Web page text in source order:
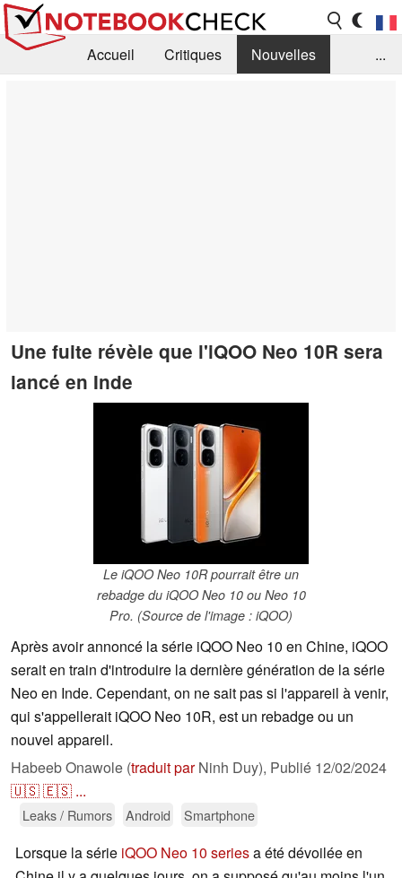
Accueil Critiques
Nouvelles
...
Une fuite révèle que l'iQOO Neo 10R sera
lancé en Inde
Le iQOO Neo 10R pourrait être un
rebadge du iQOO Neo 10 ou Neo 10
Pro. (Source de l'image : iQOO)
Après avoir annoncé la série iQOO Neo 10 en Chine, iQOO
serait en train d'introduire la dernière génération de la série
Neo en Inde. Cependant, on ne sait pas si l'appareil à venir,
qui s'appellerait iQOO Neo 10R, est un rebadge ou un
nouvel appareil.
Habeeb Onawole (traduit parNinh Duy), Publié 12/02/2024
🇺🇸🇪🇸 ...
Leaks / Rumors Android Smartphone
Lorsque la série iQOO Neo 10 seriesa été dévoilée en